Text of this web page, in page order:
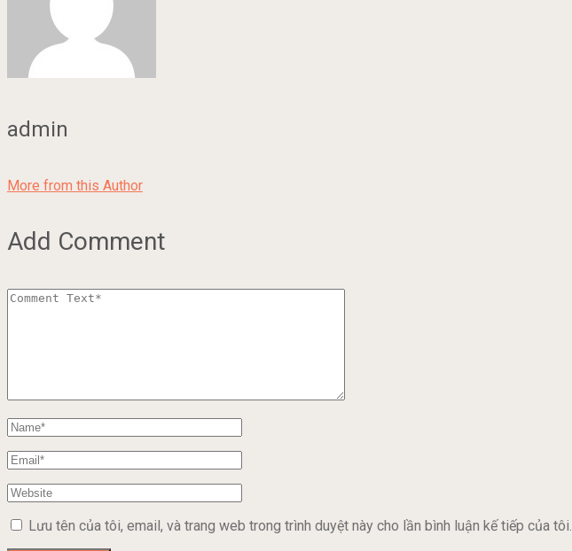
admin
More from this Author
Add Comment
Lưu tên của tôi, email, và trang web trong trình duyệt này cho lần bình luận kế tiếp của tôi.